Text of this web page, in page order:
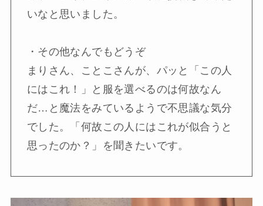
いなと思いました。
・その他なんでもどうぞ
まりさん、ことこさんが、パッと「この人
にはこれ！」と服を選べるのは何故なん
だ…と魔法をみているようで不思議な気分
でした。「何故この人にはこれが似合うと
思ったのか？」を聞きたいです。